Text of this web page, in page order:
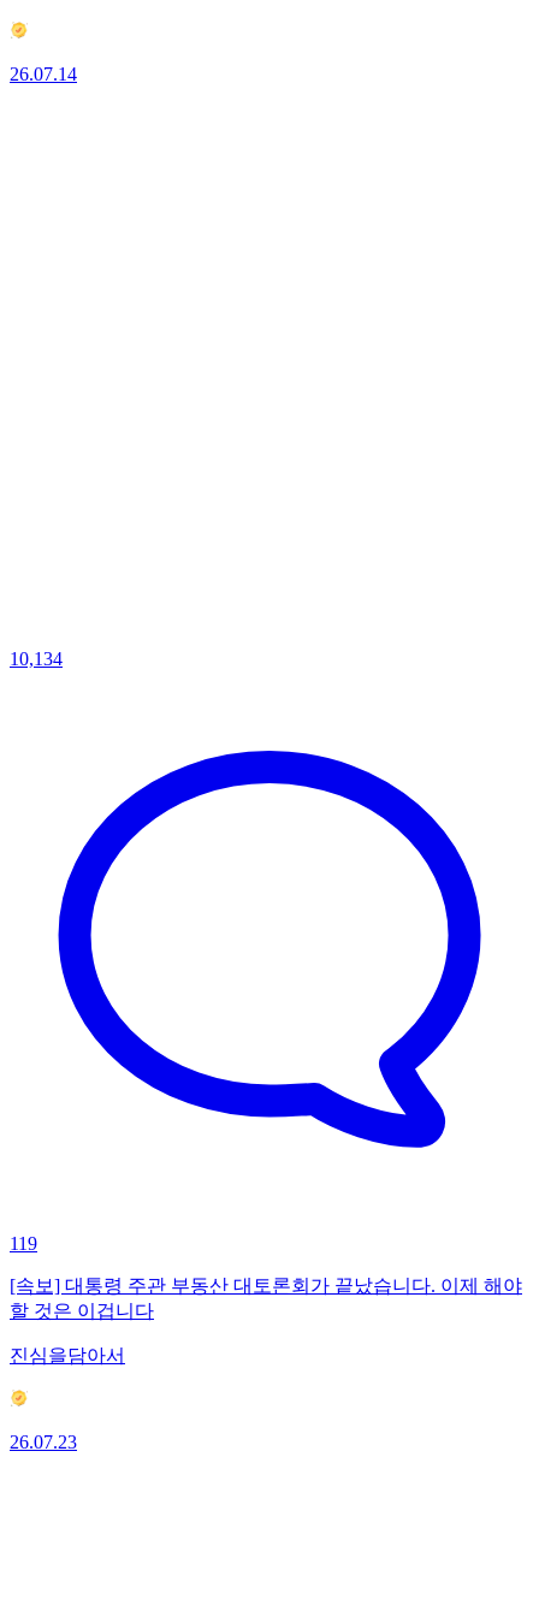
26.07.14
10,134
119
[속보] 대통령 주관 부동산 대토론회가 끝났습니다. 이제 해야
할 것은 이겁니다
진심을담아서
26.07.23